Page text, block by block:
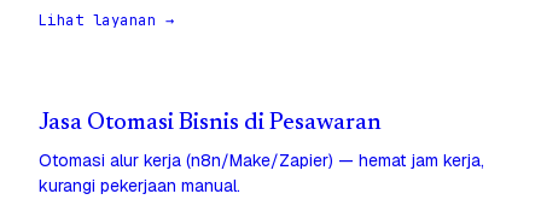
Lihat layanan →
Jasa Otomasi Bisnis di Pesawaran
Otomasi alur kerja (n8n/Make/Zapier) — hemat jam kerja,
kurangi pekerjaan manual.